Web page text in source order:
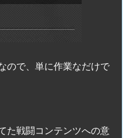
ので、単に作業なだけで
た戦闘コンテンツへの意